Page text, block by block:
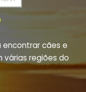
cães e
regiões do